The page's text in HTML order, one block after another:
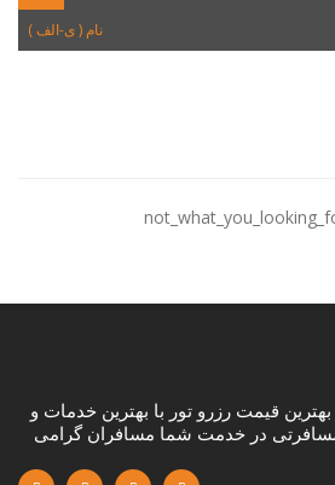
نام ( ی-الف )
قیمت رزرو تور با بهترین خدمات و
مسافرتی در خدمت شما مسافران گرامی